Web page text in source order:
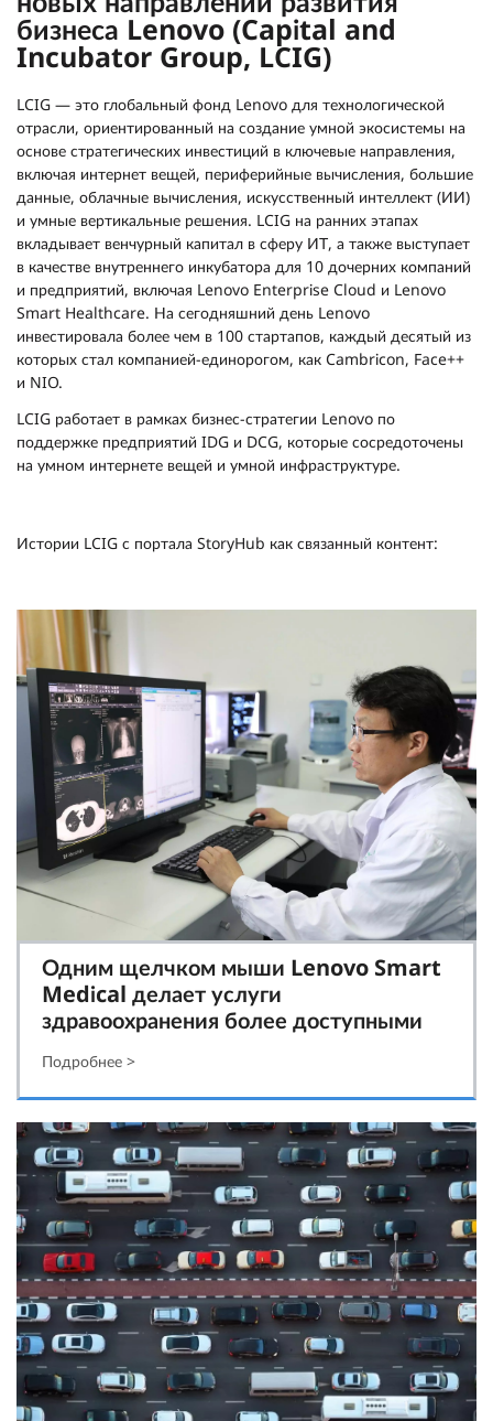
бизнеса Lenovo (Capital and
Incubator Group, LCIG)
LCIG — это глобальный фонд Lenovo для технологической
отрасли, ориентированный на создание умной экосистемы на
основе стратегических инвестиций в ключевые направления,
включая интернет вещей, периферийные вычисления, большие
данные, облачные вычисления, искусственный интеллект (ИИ)
и умные вертикальные решения. LCIG на ранних этапах
вкладывает венчурный капитал в сферу ИТ, а также выступает
в качестве внутреннего инкубатора для 10 дочерних компаний
и предприятий, включая Lenovo Enterprise Cloud и Lenovo
Smart Healthcare. На сегодняшний день Lenovo
инвестировала более чем в 100 стартапов, каждый десятый из
которых стал компанией-единорогом, как Cambricon, Face++
и NIO.
LCIG работает в рамках бизнес-стратегии Lenovo по
поддержке предприятий IDG и DCG, которые сосредоточены
на умном интернете вещей и умной инфраструктуре.
Истории LCIG с портала StoryHub как связанный контент:
Одним щелчком мыши Lenovo Smart
Medical делает услуги
здравоохранения более доступными
Подробнее >